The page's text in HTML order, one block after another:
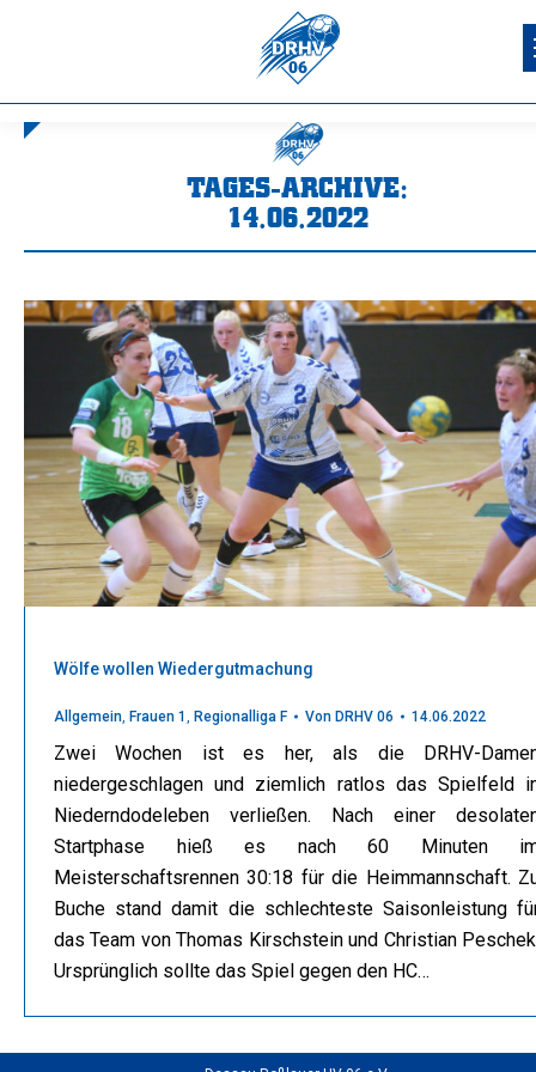
TAGES-ARCHIVE:
14.06.2022
Wölfe wollen Wiedergutmachung
Allgemein, Frauen 1 , Regionalliga F Von DRHV 06 14.06.2022
Zwei Wochen ist es her, als die DRHV-
niedergeschlagen und ziemlich ratlos das Spielfeld
Niederndodeleben verließen. Nach einer
Startphase hieß es nach 60 Minuten
Meisterschaftsrennen 30:18 für die Heimmannschaft.
Buche stand damit die schlechteste Saisonleistung
das Team von Thomas Kirschstein und Christian
Ursprünglich sollte das Spiel gegen den HC…